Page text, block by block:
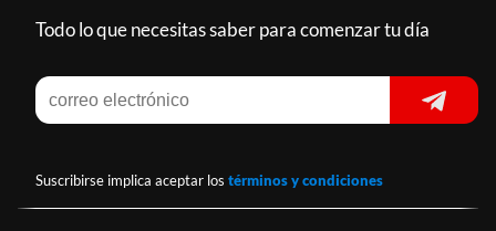
Todo lo que necesitas saber para comenzar tu día
Suscribirse implica aceptar los términos y condiciones